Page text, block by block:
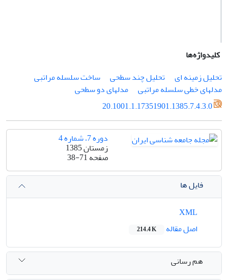
کلیدواژه‌ها
تحلیل زمینه ای
تحلیل چند سطحی
ساخت سلسله مراتبی
مدلهای خطی سلسله مراتبی
مدلهای دو سطحی
20.1001.1.17351901.1385.7.4.3.0
دوره 7، شماره 4
زمستان 1385
صفحه38-71
فایل ها
اصل مقاله
214.4 K
هم رسانی